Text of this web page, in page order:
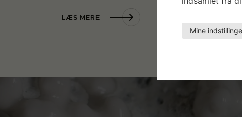
LÆS MERE
Mine